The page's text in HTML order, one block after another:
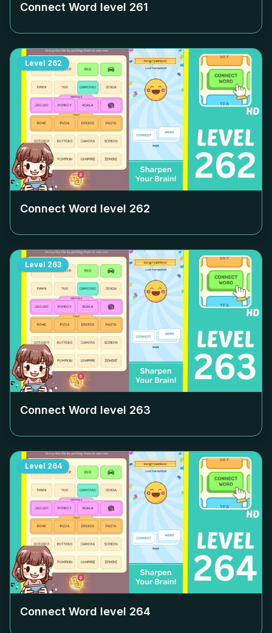
Connect Word level 261
Level 262
Connect Word level 262
Level 263
Connect Word level 263
Level 264
Connect Word level 264